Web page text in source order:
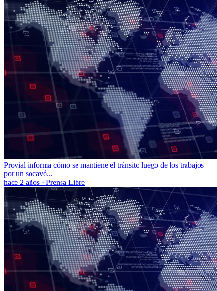
Provial informa cómo se mantiene el tránsito luego de los trabajos
por un socavó...
hace 2 años · Prensa Libre